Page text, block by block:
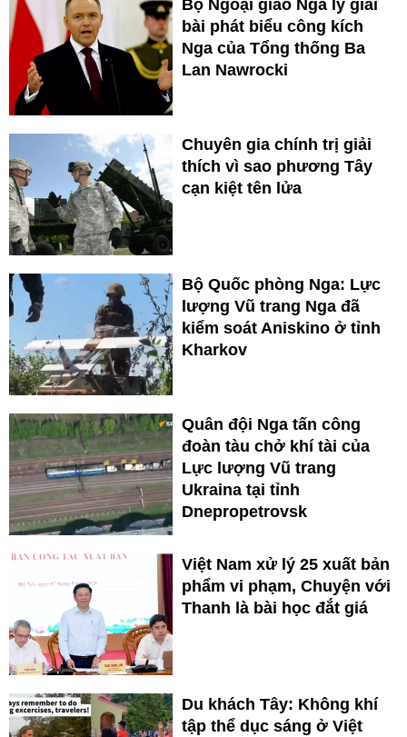
Bộ Ngoại giao Nga lý giải
bài phát biểu công kích
Nga của Tổng thống Ba
Lan Nawrocki
Chuyên gia chính trị giải
thích vì sao phương Tây
cạn kiệt tên lửa
Bộ Quốc phòng Nga: Lực
lượng Vũ trang Nga đã
kiểm soát Aniskino ở tỉnh
Kharkov
Quân đội Nga tấn công
đoàn tàu chở khí tài của
Lực lượng Vũ trang
Ukraina tại tỉnh
Dnepropetrovsk
Việt Nam xử lý 25 xuất bản
phẩm vi phạm, Chuyện với
Thanh là bài học đắt giá
Du khách Tây: Không khí
tập thể dục sáng ở Việt